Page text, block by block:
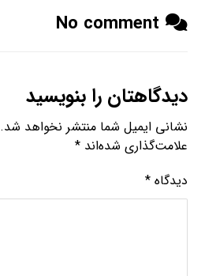
No comment
دیدگاهتان را بنویسید
نشانی ایمیل شما منتشر نخواهد شد.
علامت‌گذاری شده‌اند*
دیدگاه*